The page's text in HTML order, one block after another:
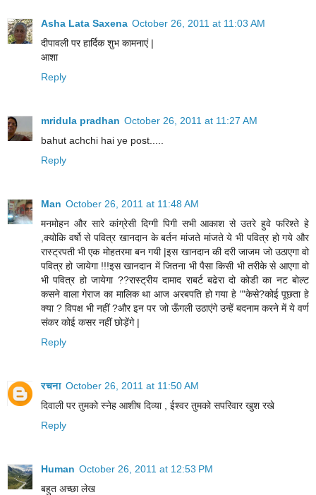
Asha Lata Saxena October 26, 2011 at 11:03 AM
दीपावली पर हार्दिक शुभ कामनाएं |
आशा
Reply
mridula pradhan October 26, 2011 at 11:27 AM
bahut achchi hai ye post.....
Reply
Man October 26, 2011 at 11:48 AM
मनमोहन और सारे कांग्रेसी दिग्गी पिगी सभी आकाश से उतरे हुवे फरिश्ते हे
,क्योकि वर्षो से पवित्र खानदान के बर्तन मांजते मांजते ये भी पवित्र हो गये और
रास्ट्रपती भी एक मोहतरमा बन गयी |इस खानदान की दरी जाजम जो उठाएगा वो
पवित्र हो जायेगा !!!इस खानदान में जितना भी पैसा किसी भी तरीके से आएगा वो
भी पवित्र हो जायेगा ??रास्ट्रीय दामाद राबर्ट बढेरा दो कोडी का नट बोल्ट
कसने वाला गेराज का मालिक था आज अरबपति हो गया हे "'केसे?कोई पूछता हे
क्या ? विपक्ष भी नहीं ?और इन पर जो ऊँगली उठाएंगे उन्हें बदनाम करने में ये वर्ण
संकर कोई कसर नहीं छोड़ेंगे |
Reply
रचना October 26, 2011 at 11:50 AM
दिवाली पर तुमको स्नेह आशीष दिव्या , ईश्वर तुमको सपरिवार खुश रखे
Reply
Human October 26, 2011 at 12:53 PM
बहुत अच्छा लेख